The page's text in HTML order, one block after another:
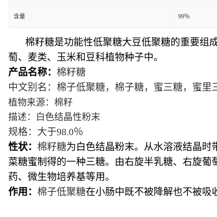
含量 99％
棉籽糖是功能性低聚糖大豆低聚糖的重要组
萄、麦类、玉米和豆科植物种子中。
产品名称： 棉籽糖
中文别名：棉子低聚糖，棉子糖，蜜三糖，蜜里
植物来源：棉籽
描述：白色结晶性粉末
规格：大于98.0％
性状： 棉籽糖为白色结晶粉末。从水溶液结晶时
菜糖蜜制得的一种三糖。由右旋半乳糖、右旋
药、微生物培养基等用。
作用： 棉子低聚糖在小肠中既不被降解也不被吸